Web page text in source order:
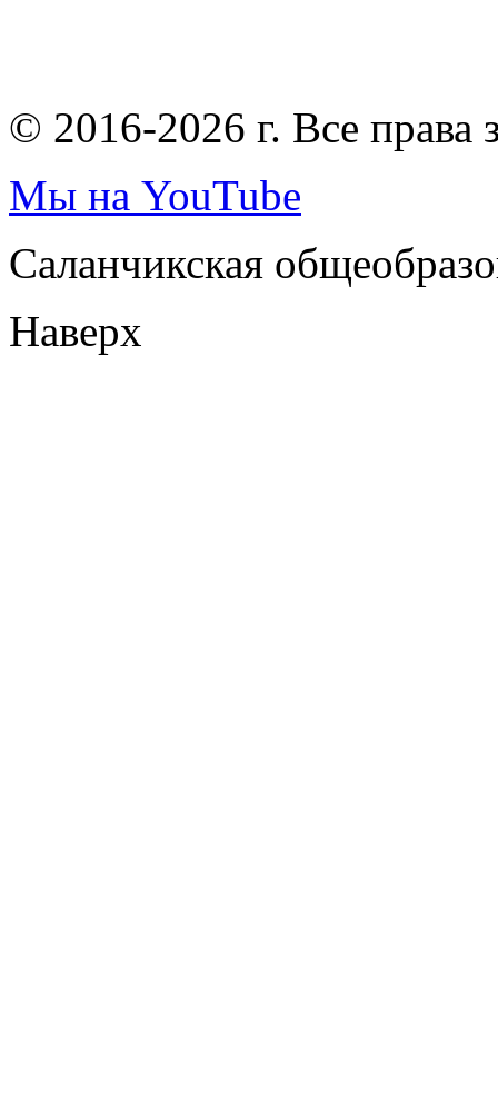
© 2016-2026 г. Все
Мы на YouTube
Саланчикская
Наверх